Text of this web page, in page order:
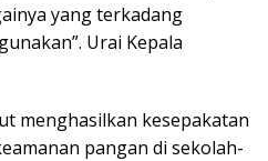
yang terkadang
Urai Kepala
menghasilkan kesepakatan
pangan di sekolah-